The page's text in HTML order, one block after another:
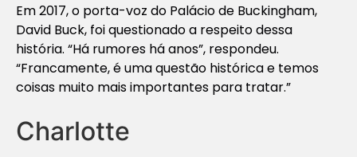
Em 2017, o porta-voz do Palácio de Buckingham,
David Buck, foi questionado a respeito dessa
história. “Há rumores há anos”, respondeu.
“Francamente, é uma questão histórica e temos
coisas muito mais importantes para tratar.”
Charlotte